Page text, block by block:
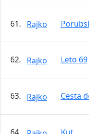
61. Rajko
62. Rajko Leto 69
63. Rajko